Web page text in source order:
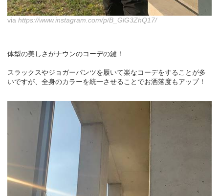
via https://www.instagram.com/p/B_GlG3ZhQ17/
体型の美しさがナウンのコーデの鍵！
スラックスやジョガーパンツを履いて楽なコーデをすることが多
いですが、全身のカラーを統一させることでお洒落度もアップ！